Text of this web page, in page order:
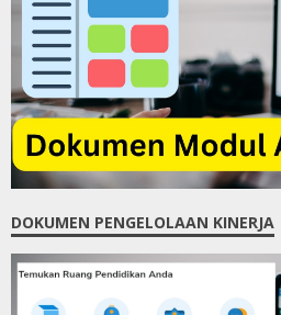
DOKUMEN PENGELOLAAN KINERJA